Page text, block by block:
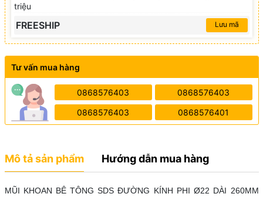
triệu
FREESHIP Lưu mã
Tư vấn mua hàng
0868576403 0868576403
0868576403 0868576401
Mô tả sản phẩm Hướng dẫn mua hàng
MŨI KHOAN BÊ TÔNG SDS ĐƯỜNG KÍNH PHI Ø22 DÀI 260MM